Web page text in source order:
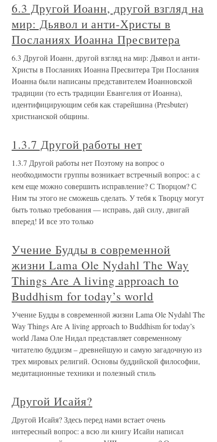
6.3 Другой Иоанн, другой взгляд на
мир: Дьявол и анти-Христы в
Посланиях Иоанна Пресвитера
6.3 Другой Иоанн, другой взгляд на мир: Дьявол и анти-
Христы в Посланиях Иоанна Пресвитера Три Послания
Иоанна были написаны представителем Иоанновской
традиции (то есть традиции Евангелия от Иоанна),
идентифицирующим себя как старейшина (Presbuter)
христианской общины.
1.3.7 Другой работы нет
1.3.7 Другой работы нет Поэтому на вопрос о
необходимости группы возникает встречный вопрос: а с
кем еще можно совершить исправление? С Творцом? С
Ним ты этого не сможешь сделать. У тебя к Творцу могут
быть только требования — исправь, дай силу, двигай
вперед! И все это только
Учение Будды в современной
жизни Lama Ole Nydahl The Way
Things Are A living approach to
Buddhism for today’s world
Учение Будды в современной жизни Lama Ole Nydahl The
Way Things Are A living approach to Buddhism for today’s
world Лама Оле Нидал представляет современному
читателю буддизм – древнейшую и самую загадочную из
трех мировых религий. Основы буддийской философии,
медитационные техники и полезный стиль
Другой Исайя?
Другой Исайя? Здесь перед нами встает очень
интересный вопрос: а всю ли книгу Исайи написал